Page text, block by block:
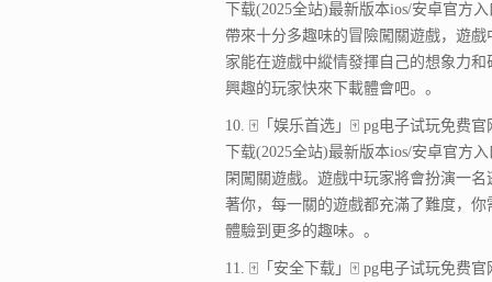
下载(2025全站)最新版本ios/安卓官方
帶來十分多趣味的冒險闖關遊戲，遊
家能在遊戲中縱情發揮自己的想象力
興趣的玩家快來下載體會吧。。
10. 🀄「娱乐首选」🀄 pg电子试玩免费
下载(2025全站)最新版本ios/安卓官方
閑闖關遊戲。遊戲中玩家將會扮演一
著你，每一關的遊戲都充滿了難度，
體驗到更多的趣味。。
11. 🀄「安全下载」🀄 pg电子试玩免费